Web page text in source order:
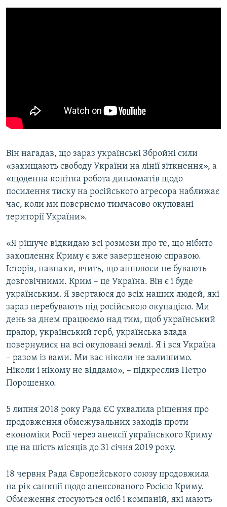
Він нагадав, що зараз українські Збройні сили
«захищають свободу України на лінії зіткнення», а
«щоденна копітка робота дипломатів щодо
посилення тиску на російського агресора наближає
час, коли ми повернемо тимчасово окуповані
території України».
«Я рішуче відкидаю всі розмови про те, що нібито
захоплення Криму є вже завершеною справою.
Історія, навпаки, вчить, що аншлюси не бувають
довговічними. Крим – це Україна. Він є і буде
українським. Я звертаюся до всіх наших людей, які
зараз перебувають під російською окупацією. Ми
день за днем працюємо над тим, щоб український
прапор, український герб, українська влада
повернулися на всі окуповані землі. Я і вся Україна
– разом із вами. Ми вас ніколи не залишимо.
Ніколи і нікому не віддамо», – підкреслив Петро
Порошенко.
5 липня 2018 року Рада ЄС ухвалила рішення про
продовження обмежувальних заходів проти
економіки Росії через анексії українського Криму
ще на шість місяців до 31 січня 2019 року.
18 червня Рада Європейського союзу продовжила
на рік санкції щодо анексованого Росією Криму.
Обмеження стосуються осіб і компаній, які мають